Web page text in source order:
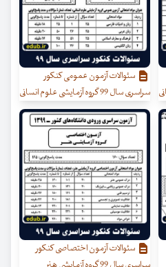
سئوالات آزمون عمومی کنکور
سراسری سال 99 گروه آزمایشی علوم انسانی
سئوالات آزمون اختصاصی کنکور